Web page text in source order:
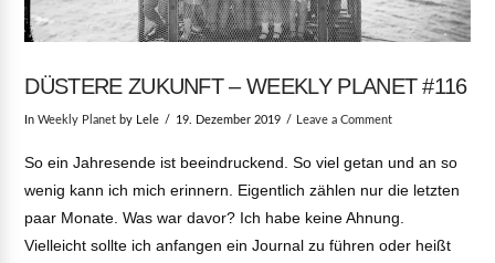
DÜSTERE ZUKUNFT – WEEKLY PLANET #116
InWeekly Planet by Lele 19. Dezember 2019 Leave a Comment
So ein Jahresende ist beeindruckend. So viel getan und an so
wenig kann ich mich erinnern. Eigentlich zählen nur die letzten
paar Monate. Was war davor? Ich habe keine Ahnung.
Vielleicht sollte ich anfangen ein Journal zu führen oder heißt